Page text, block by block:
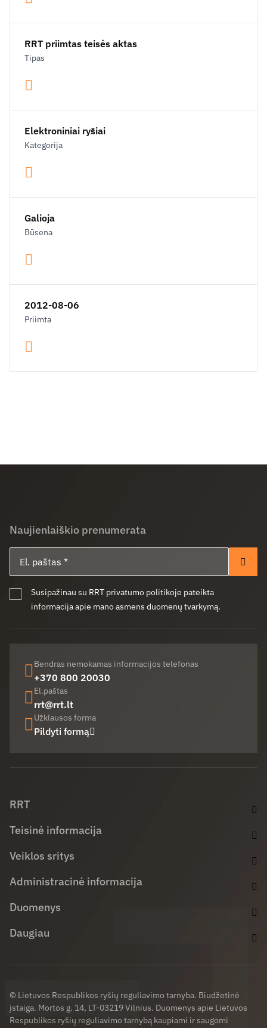
RRT priimtas teisės aktas
Tipas
Elektroniniai ryšiai
Kategorija
Galioja
Būsena
2012-08-06
Priimta
Naujienlaiškio prenumerata
Susipažinau su RRT privatumo politikoje pateikta
informacija apie mano asmens duomenų tvarkymą.
Bendras nemokamas informacijos telefonas
+370 800 20030
El.paštas
rrt@rrt.lt
Užklausos forma
Pildyti formą
RRT
Teisinė informacija
Veiklos sritys
Administracinė informacija
Duomenys
Daugiau
© Lietuvos Respublikos ryšių reguliavimo tarnyba. Biudžetinė
įstaiga. Mortos g. 14, LT-03219 Vilnius. Duomenys apie Lietuvos
Respublikos ryšių reguliavimo tarnybą kaupiami ir saugomi